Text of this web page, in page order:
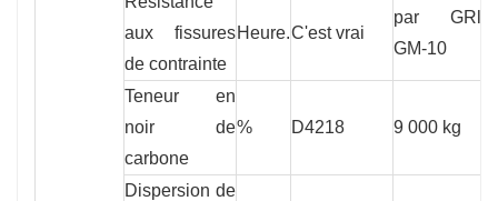
aux fissures
de contrainte
Heure.C'est vrai
par GRl
GM-10
Teneur en
noir de
carbone
% D4218 9 000 kg
Dispersion de